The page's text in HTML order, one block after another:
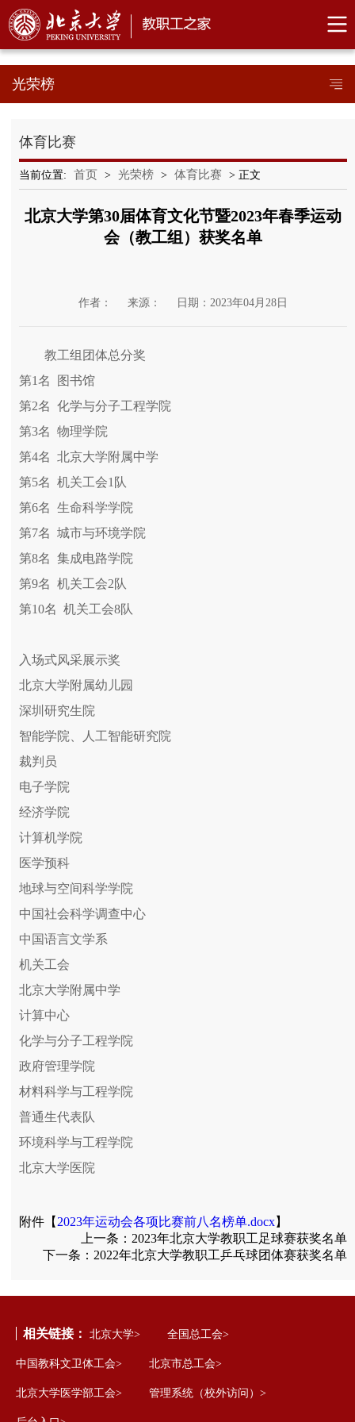
光荣榜
体育比赛
当前位置: 首页 > 光荣榜 > 体育比赛 > 正文
北京大学第30届体育文化节暨2023年春季运动
会（教工组）获奖名单
作者： 来源： 日期：2023年04月28日
教工组团体总分奖
第1名 图书馆
第2名 化学与分子工程学院
第3名 物理学院
第4名 北京大学附属中学
第5名 机关工会1队
第6名 生命科学学院
第7名 城市与环境学院
第8名 集成电路学院
第9名 机关工会2队
第10名 机关工会8队
入场式风采展示奖
北京大学附属幼儿园
深圳研究生院
智能学院、人工智能研究院
裁判员
电子学院
经济学院
计算机学院
医学预科
地球与空间科学学院
中国社会科学调查中心
中国语言文学系
机关工会
北京大学附属中学
计算中心
化学与分子工程学院
政府管理学院
材料科学与工程学院
普通生代表队
环境科学与工程学院
北京大学医院
附件【 2023年运动会各项比赛前八名榜单.docx】
上一条： 2023年北京大学教职工足球赛获奖名单
下一条： 2022年北京大学教职工乒乓球团体赛获奖名单
相关链接： 北京大学> 全国总工会>
中国教科文卫体工会> 北京市总工会>
北京大学医学部工会> 管理系统（校外访问）>